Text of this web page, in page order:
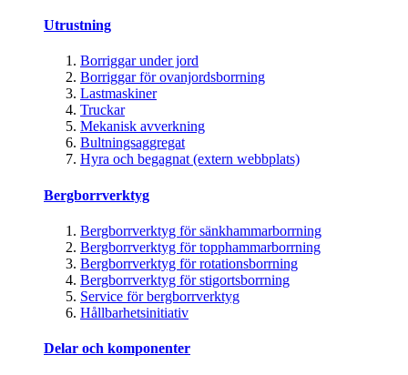
Utrustning
Borriggar under jord
Borriggar för ovanjordsborrning
Lastmaskiner
Truckar
Mekanisk avverkning
Bultningsaggregat
Hyra och begagnat (extern webbplats)
Bergborrverktyg
Bergborrverktyg för sänkhammarborrning
Bergborrverktyg för topphammarborrning
Bergborrverktyg för rotationsborrning
Bergborrverktyg för stigortsborrning
Service för bergborrverktyg
Hållbarhetsinitiativ
Delar och komponenter